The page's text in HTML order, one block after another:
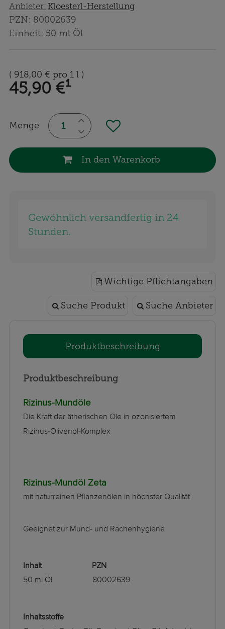
Anbieter: Kloesterl-Herstellung
PZN: 80002639
Einheit: 50 mlÖl
45,90 €¹
( 918,00 € pro 1 l )
Menge
In den Warenkorb
Gewöhnlich versandfertig in 24
Stunden.
Wichtige Pflichtangaben
Suche Produkt Suche Anbieter
Produktbeschreibung
Produktbeschreibung
Rizinus-Mundöle
Die Kraft der ätherischen Öle in ozonisiertem
Rizinus-Olivenöl-Komplex
Rizinus-Mundöl Zeta
mit naturreinen Pflanzenölen in höchster Qualität
Geeignet zur Mund- und Rachenhygiene
Inhalt PZN
50 ml Öl 80002639
Inhaltsstoffe